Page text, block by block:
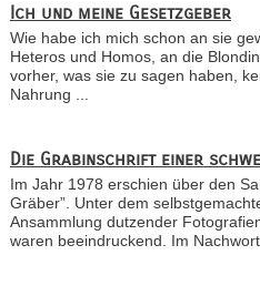
Ich und meine Gesetzgeber
Wie habe ich mich schon an sie
Heteros und Homos, an die
vorher, was sie zu sagen haben,
Nahrung ...
Die Grabinschrift einer
Im Jahr 1978 erschien über den
Gräber”. Unter dem
Ansammlung dutzender
waren beeindruckend. Im